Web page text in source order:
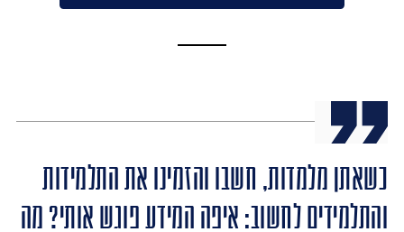
כשאתן מלמדות, חשבו והזמינו את התלמידות
והתלמידים לחשוב: איפה המידע פוגש אותי? מה